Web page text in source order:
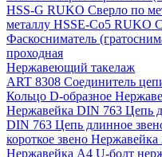
HSS-G RUKO Сверло по
металлу HSSE-Co5 RUKO
Фаскосниматель
проходная
Нержавеющий такелаж
ART 8308 Соединитель
Кольцо D-образное
Нержавейка DIN 763 Цепь
DIN 763 Цепь длинное
короткое звено Нержавейка
Нержавейка А4 U-болт